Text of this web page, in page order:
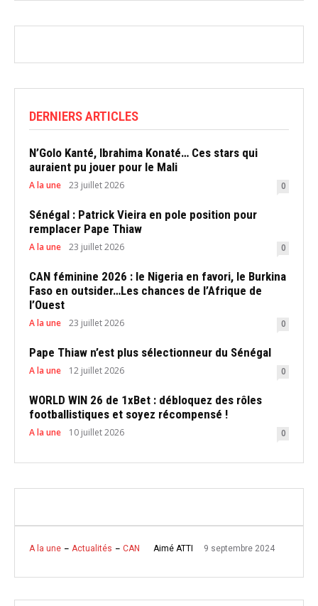
DERNIERS ARTICLES
N’Golo Kanté, Ibrahima Konaté… Ces stars qui
auraient pu jouer pour le Mali
A la une 23 juillet 2026 0
Sénégal : Patrick Vieira en pole position pour
remplacer Pape Thiaw
A la une 23 juillet 2026 0
CAN féminine 2026 : le Nigeria en favori, le Burkina
Faso en outsider…Les chances de l’Afrique de
l’Ouest
A la une 23 juillet 2026 0
Pape Thiaw n’est plus sélectionneur du Sénégal
A la une 12 juillet 2026 0
WORLD WIN 26 de 1xBet : débloquez des rôles
footballistiques et soyez récompensé !
A la une 10 juillet 2026 0
A la une Actualités CAN Aimé ATTI 9 septembre 2024